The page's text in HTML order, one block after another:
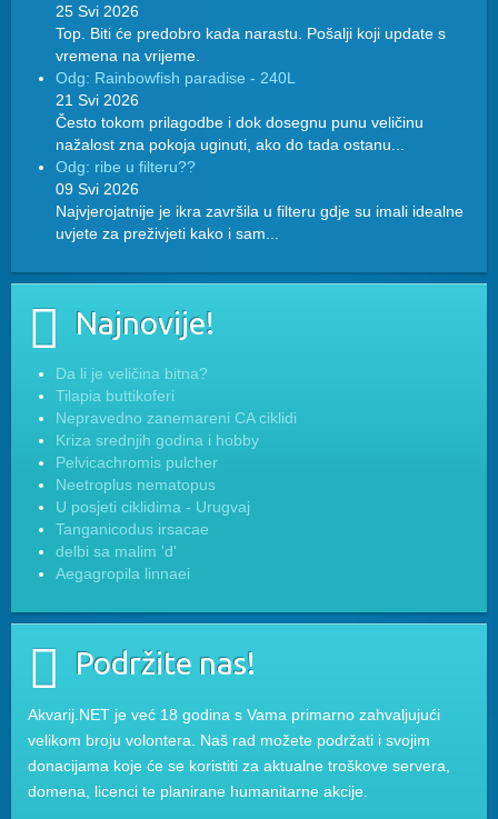
25 Svi 2026
Top. Biti će predobro kada narastu. Pošalji koji update s
vremena na vrijeme.
Odg: Rainbowfish paradise - 240L
21 Svi 2026
Često tokom prilagodbe i dok dosegnu punu veličinu
nažalost zna pokoja uginuti, ako do tada ostanu...
Odg: ribe u filteru??
09 Svi 2026
Najvjerojatnije je ikra završila u filteru gdje su imali idealne
uvjete za preživjeti kako i sam...
Najnovije!
Da li je veličina bitna?
Tilapia buttikoferi
Nepravedno zanemareni CA ciklidi
Kriza srednjih godina i hobby
Pelvicachromis pulcher
Neetroplus nematopus
U posjeti ciklidima - Urugvaj
Tanganicodus irsacae
delbi sa malim 'd'
Aegagropila linnaei
Podržite nas!
Akvarij.NET je već 18 godina s Vama primarno zahvaljujući
velikom broju volontera. Naš rad možete podržati i svojim
donacijama koje će se koristiti za aktualne troškove servera,
domena, licenci te planirane humanitarne akcije.